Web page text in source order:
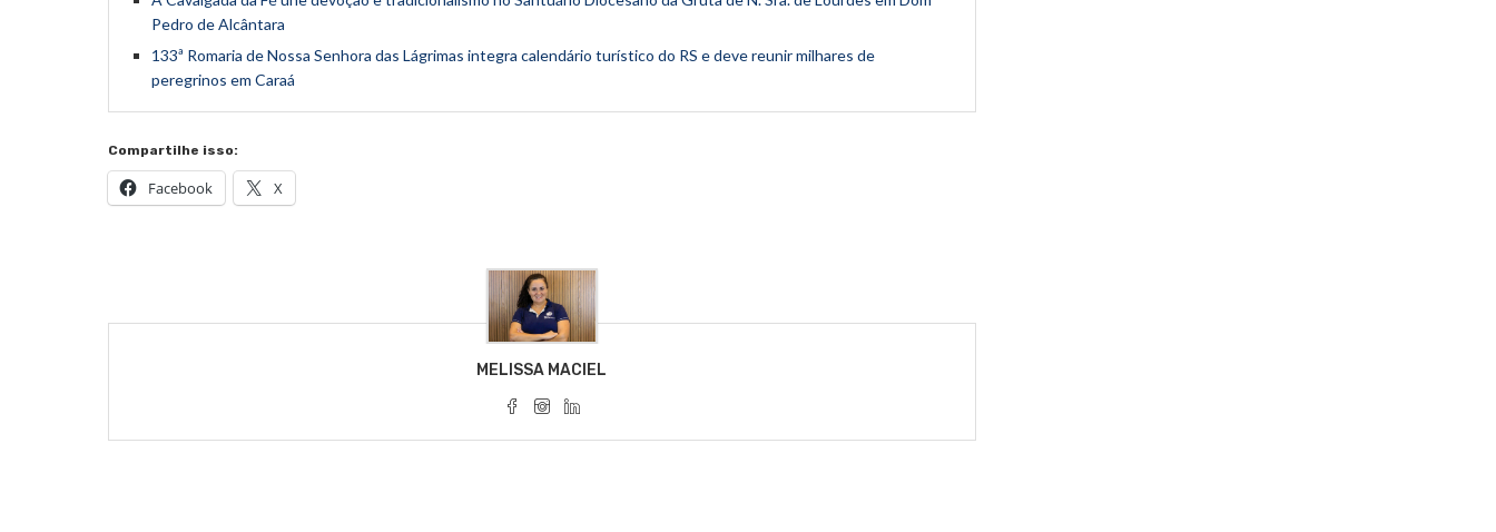
Pedro de Alcântara
133ª Romaria de Nossa Senhora das Lágrimas integra calendário turístico do RS e deve reunir milhares de
peregrinos em Caraá
Compartilhe isso:
Facebook X
MELISSA MACIEL